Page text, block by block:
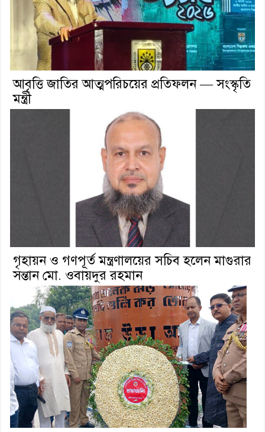
আবৃত্তি জাতির আত্মপরিচয়ের প্রতিফলন — সংস্কৃতি
মন্ত্রী
গৃহায়ন ও গণপূর্ত মন্ত্রণালয়ের সচিব হলেন মাগুরার
সন্তান মো. ওবায়দুর রহমান